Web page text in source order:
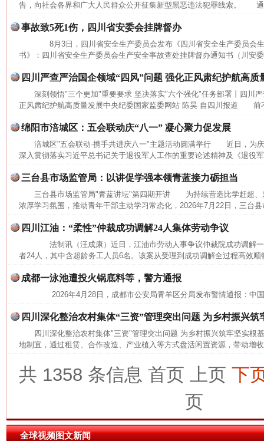
告，向社会各界和广大人民群众公开征集新型黑恶违法犯罪线索。
事故致5死1伤，四川省安委会挂牌督办
8月3日，四川省安全生产委员会发布《四川省安全生产委员会
书》：四川省安全生产委员会生产安全事故查处挂牌督办通知书（川安
四川严查严治国企领域“四风”问题 强化正风肃纪护航高质
深刻领悟"三个更加"重要要求 坚决落实"六个强化"任务部署丨四川
正风肃纪护航高质量发展中央纪委国家监委网站 陈昊 自四川报道 前
绵阳市涪城区：五会联动庆“八一” 凝心聚力促发展
涪城区"五会联动·携手共进庆八一"主题活动圆满举行 近日，为
深入贯彻落实习近平总书记关于退役军人工作的重要论述精神及《退役
三台县市场监管局：以讲促学强本领青蓝接力砺担当
三台县市场监管局"青蓝讲坛"第四期开讲 为持续营造比学赶超、
浓厚学习氛围，推动青年干部主动学习常态化，2026年7月22日，三台
四川江油：“柔性”仲裁成功调解24人集体劳动争议
法制讯（汪成康）近日，江油市劳动人事争议仲裁院成功调解
者24人，其中含超龄务工人员6名。该案从受理到成功调解全过程高效
成都一泳池遭投火锅底料等，警方通报
2026年4月28日，成都市公安局青羊区分局发布警情通报：中
四川深化整治农村集体“三资”管理突出问题 为乡村振兴筑
四川深化整治农村集体"三资"管理突出问题 为乡村振兴筑牢坚实
地制宜，通过租赁、合作改造、产业植入等方式盘活闲置资源，带动增
共 1358 条信息 首页 上页 下
页
全球视频图文新闻
网上购药对药下症？